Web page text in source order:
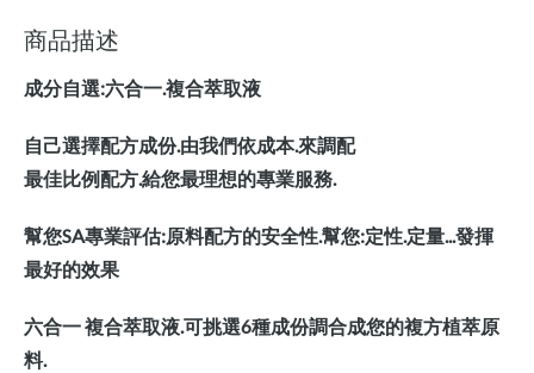
商品描述
成分自選:六合一.複合萃取液
自己選擇配方成份.由我們依成本.來調配
最佳比例配方.給您最理想的專業服務.
幫您SA專業評估:原料配方的安全性.幫您:定性.定量...發揮
最好的效果
六合一 複合萃取液.可挑選6種成份調合成您的複方植萃原
料.